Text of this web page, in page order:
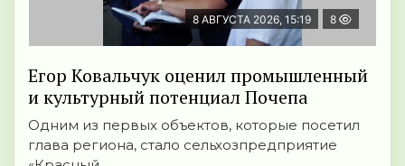
8 АВГУСТА 2026, 15:19 8
Егор Ковальчук оценил промышленный
и культурный потенциал Почепа
Одним из первых объектов, которые посетил
глава региона, стало сельхозпредприятие